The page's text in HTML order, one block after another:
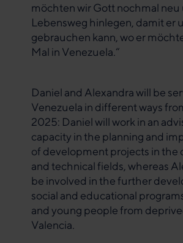
möchten wir Gott nochmal neu
Lebensweg hinlegen, damit er
gebrauchen kann, wo er
Mal in Venezuela.“
Daniel and Alexandra will be
Venezuela in different ways
2025: Daniel will work in an
capacity in the planning and
of development projects in the
and technical fields, whereas
be involved in the further
social and educational
and young people from
Valencia.